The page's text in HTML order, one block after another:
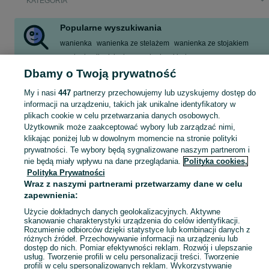
Popularne wyszukiwania
wanienka wanienka ze stelażem
wanienka ze stojakiem
wanienka dla dziecka wanienka składana
wanienka primabobo stelaż do wanienki
Zobacz Więcej
Wanienki dla niemowląt, w tym ze stojakiem lub stelażem, oraz akcesoria do kąpieli i nauki pływania. Przeglądaj ogłoszenia na OLX.pl.
Mapa kategorii
Mapa miejscowości
Mapa ministron
Popularne wyszukiwania
Dbamy o Twoją prywatność
My i nasi 447partnerzy przechowujemy lub uzyskujemy dostęp do
informacji na urządzeniu, takich jak unikalne identyfikatory w
plikach cookie w celu przetwarzania danych osobowych.
Użytkownik może zaakceptować wybory lub zarządzać nimi,
klikając poniżej lub w dowolnym momencie na stronie polityki
prywatności. Te wybory będą sygnalizowane naszym partnerom i
nie będą miały wpływu na dane przeglądania. Polityka cookies,
Polityka Prywatności
Wraz z naszymi partnerami przetwarzamy dane w celu
zapewnienia:
Użycie dokładnych danych geolokalizacyjnych. Aktywne
skanowanie charakterystyki urządzenia do celów identyfikacji.
Rozumienie odbiorców dzięki statystyce lub kombinacji danych z
różnych źródeł. Przechowywanie informacji na urządzeniu lub
dostęp do nich. Pomiar efektywności reklam. Rozwój i ulepszanie
usług. Tworzenie profili w celu personalizacji treści. Tworzenie
profili w celu spersonalizowanych reklam. Wykorzystywanie